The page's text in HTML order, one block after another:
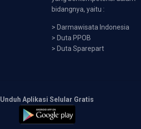
bidangnya, yaitu :
> Darmawisata Indonesia
> Duta PPOB
> Duta Sparepart
Unduh Aplikasi Selular Gratis